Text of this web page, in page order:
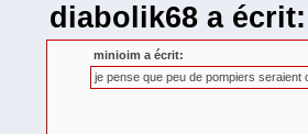
diabolik68 a écrit:
minioim a écrit:
je pense que peu de pompiers